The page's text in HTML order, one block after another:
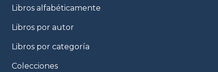
Libros alfabéticamente
Libros por autor
Libros por categoría
Colecciones